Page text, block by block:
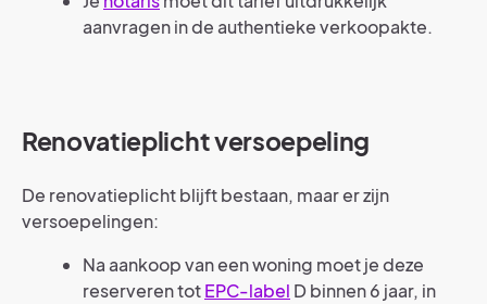
aanvragen in de authentieke verkoopakte.
Renovatieplicht versoepeling
De renovatieplicht blijft bestaan, maar er zijn
versoepelingen:
Na aankoop van een woning moet je deze
reserveren totEPC-label D binnen 6 jaar, in